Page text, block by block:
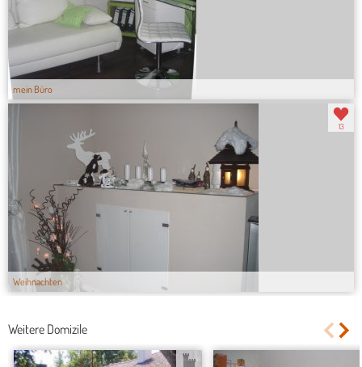
mein Büro
Weihnachten
13
Weitere Domizile